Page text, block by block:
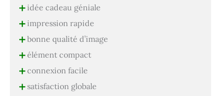
+idée cadeau géniale
+impression rapide
+bonne qualité d’image
+élément compact
+connexion facile
+satisfaction globale